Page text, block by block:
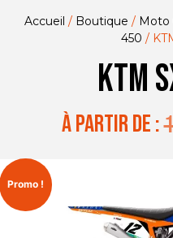
Accueil / Boutique / Moto
450 /
KTM
à partir de :
Promo !